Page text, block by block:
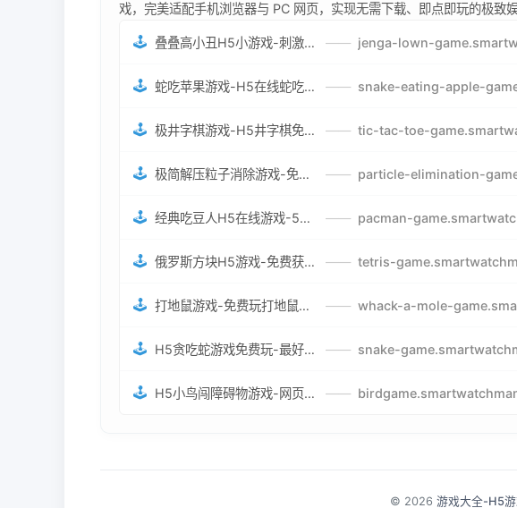
戏，完美适配手机浏览器与 PC 网页，实现无需下载、即点即玩的极致娱
🕹️ 叠叠高小丑H5小游戏-刺激游戏叠叠高小丑竞技赛-网页在线叠叠高小丑闯关游戏 ——
🕹️ 蛇吃苹果游戏-H5在线蛇吃苹果网页游戏-有趣休闲游戏 ——
🕹️ 极井字棋游戏-H5井字棋免费游戏-在线闯关变身超人打怪兽井字棋游戏 ——
🕹️ 极简解压粒子消除游戏-免费H5粒子消除在线游戏 ——
🕹️ 经典吃豆人H5在线游戏-5关挑战BOSS机枪决战版吃豆人怪兽游戏 ——
🕹️ 俄罗斯方块H5游戏-免费获取俄罗斯方块攻略-俄罗斯方块怪兽游戏策略 ——
🕹️ 打地鼠游戏-免费玩打地鼠H5网页游戏-打地鼠游戏官网 ——
🕹️ H5贪吃蛇游戏免费玩-最好的网页在线贪吃蛇游戏-贪吃蛇H5游戏攻略 ——
🕹️ H5小鸟闯障碍物游戏-网页在线游戏小鸟闯关 ——
© 2026 游戏大全-H5